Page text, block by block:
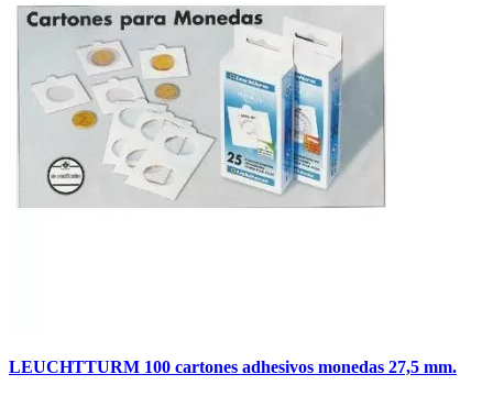
LEUCHTTURM 100 cartones adhesivos monedas 27,5 mm.